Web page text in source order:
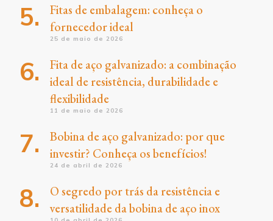
Fitas de embalagem: conheça o
fornecedor ideal
25 de maio de 2026
Fita de aço galvanizado: a combinação
ideal de resistência, durabilidade e
flexibilidade
11 de maio de 2026
Bobina de aço galvanizado: por que
investir? Conheça os benefícios!
24 de abril de 2026
O segredo por trás da resistência e
versatilidade da bobina de aço inox